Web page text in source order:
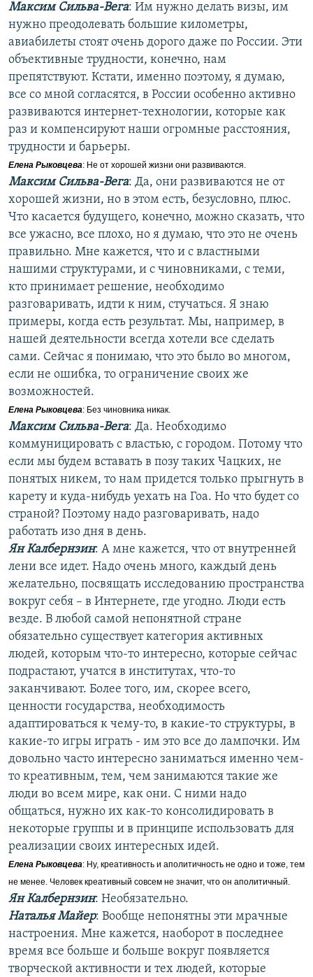
Максим Сильва-Вега: Им нужно делать визы, им
нужно преодолевать большие километры,
авиабилеты стоят очень дорого даже по России. Эти
объективные трудности, конечно, нам
препятствуют. Кстати, именно поэтому, я думаю,
все со мной согласятся, в России особенно активно
развиваются интернет-технологии, которые как
раз и компенсируют наши огромные расстояния,
трудности и барьеры.
Елена Рыковцева: Не от хорошей жизни они развиваются.
Максим Сильва-Вега: Да, они развиваются не от
хорошей жизни, но в этом есть, безусловно, плюс.
Что касается будущего, конечно, можно сказать, что
все ужасно, все плохо, но я думаю, что это не очень
правильно. Мне кажется, что и с властными
нашими структурами, и с чиновниками, с теми,
кто принимает решение, необходимо
разговаривать, идти к ним, стучаться. Я знаю
примеры, когда есть результат. Мы, например, в
нашей деятельности всегда хотели все сделать
сами. Сейчас я понимаю, что это было во многом,
если не ошибка, то ограничение своих же
возможностей.
Елена Рыковцева: Без чиновника никак.
Максим Сильва-Вега: Да. Необходимо
коммуницировать с властью, с городом. Потому что
если мы будем вставать в позу таких Чацких, не
понятых никем, то нам придется только прыгнуть в
карету и куда-нибудь уехать на Гоа. Но что будет со
страной? Поэтому надо разговаривать, надо
работать изо дня в день.
Ян Калбернзин: А мне кажется, что от внутренней
лени все идет. Надо очень много, каждый день
желательно, посвящать исследованию пространства
вокруг себя – в Интернете, где угодно. Люди есть
везде. В любой самой непонятной стране
обязательно существует категория активных
людей, которым что-то интересно, которые сейчас
подрастают, учатся в институтах, что-то
заканчивают. Более того, им, скорее всего,
ценности государства, необходимость
адаптироваться к чему-то, в какие-то структуры, в
какие-то игры играть - им это все до лампочки. Им
довольно часто интересно заниматься именно чем-
то креативным, тем, чем занимаются такие же
люди во всем мире, как они. С ними надо
общаться, нужно их как-то консолидировать в
некоторые группы и в принципе использовать для
реализации своих интересных идей.
Елена Рыковцева: Ну, креативность и аполитичность не одно и тоже, тем
не менее. Человек креативный совсем не значит, что он аполитичный.
Ян Калбернзин: Необязательно.
Наталья Майер: Вообще непонятны эти мрачные
настроения. Мне кажется, наоборот в последнее
время все больше и больше вокруг появляется
творческой активности и тех людей, которые